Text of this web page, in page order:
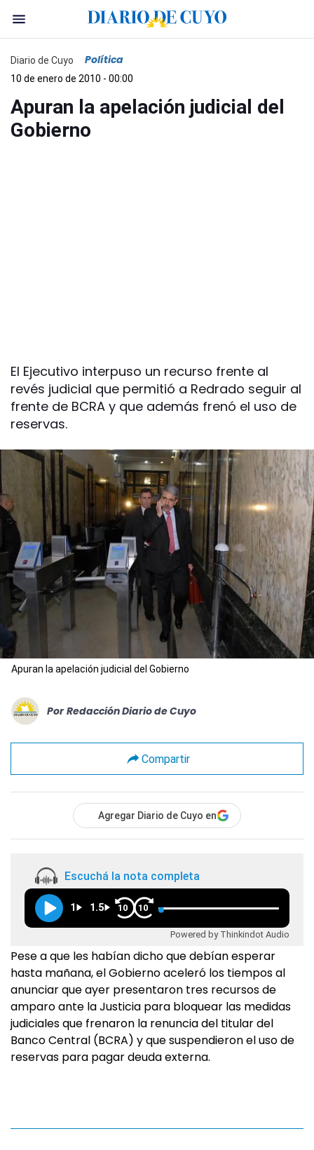
Diario de Cuyo Política
10 de enero de 2010 - 00:00
Apuran la apelación judicial del
Gobierno
El Ejecutivo interpuso un recurso frente al
revés judicial que permitió a Redrado seguir al
frente de BCRA y que además frenó el uso de
reservas.
Apuran la apelación judicial del Gobierno
Por Redacción Diario de Cuyo
Compartir
Agregar Diario de Cuyo en
Escuchá la nota completa
1 1.5 10 10
Powered by Thinkindot Audio
Pese a que les habían dicho que debían esperar
hasta mañana, el Gobierno aceleró los tiempos al
anunciar que ayer presentaron tres recursos de
amparo ante la Justicia para bloquear las medidas
judiciales que frenaron la renuncia del titular del
Banco Central (BCRA) y que suspendieron el uso de
reservas para pagar deuda externa.